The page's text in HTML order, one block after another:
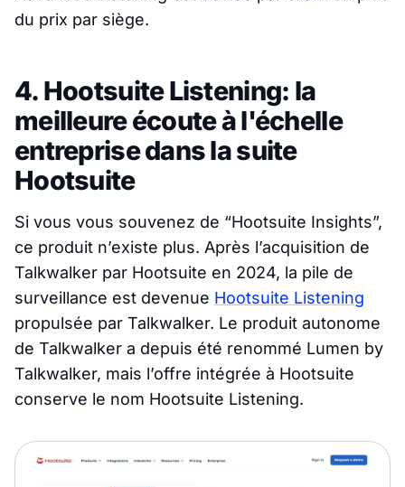
du prix par siège.
4. Hootsuite Listening: la
meilleure écoute à l'échelle
entreprise dans la suite
Hootsuite
Si vous vous souvenez de “Hootsuite Insights”,
ce produit n’existe plus. Après l’acquisition de
Talkwalker par Hootsuite en 2024, la pile de
surveillance est devenue Hootsuite Listening
propulsée par Talkwalker. Le produit autonome
de Talkwalker a depuis été renommé Lumen by
Talkwalker, mais l’offre intégrée à Hootsuite
conserve le nom Hootsuite Listening.